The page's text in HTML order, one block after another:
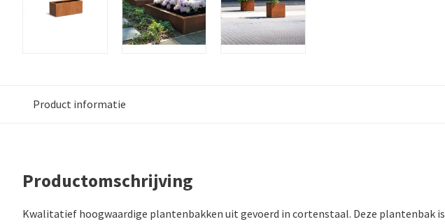
Product informatie
Productomschrijving
Kwalitatief hoogwaardige plantenbakken uit gevoerd in cortenstaal. Deze plantenbak is